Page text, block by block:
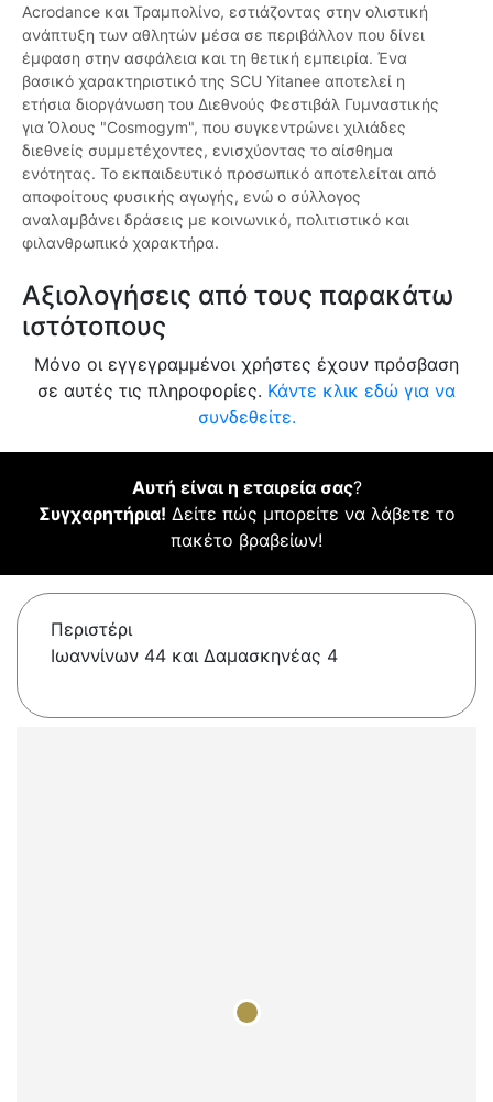
Acrodance και Τραμπολίνο, εστιάζοντας στην ολιστική
ανάπτυξη των αθλητών μέσα σε περιβάλλον που δίνει
έμφαση στην ασφάλεια και τη θετική εμπειρία. Ένα
βασικό χαρακτηριστικό της SCU Yitanee αποτελεί η
ετήσια διοργάνωση του Διεθνούς Φεστιβάλ Γυμναστικής
για Όλους "Cosmogym", που συγκεντρώνει χιλιάδες
διεθνείς συμμετέχοντες, ενισχύοντας το αίσθημα
ενότητας. Το εκπαιδευτικό προσωπικό αποτελείται από
αποφοίτους φυσικής αγωγής, ενώ ο σύλλογος
αναλαμβάνει δράσεις με κοινωνικό, πολιτιστικό και
φιλανθρωπικό χαρακτήρα.
Αξιολογήσεις από τους παρακάτω
ιστότοπους
Μόνο οι εγγεγραμμένοι χρήστες έχουν πρόσβαση
σε αυτές τις πληροφορίες. Κάντε κλικ εδώ για να
συνδεθείτε.
Αυτή είναι η εταιρεία σας?
Συγχαρητήρια! Δείτε πώς μπορείτε να λάβετε το
πακέτο βραβείων!
Περιστέρι
Ιωαννίνων 44 και Δαμασκηνέας 4